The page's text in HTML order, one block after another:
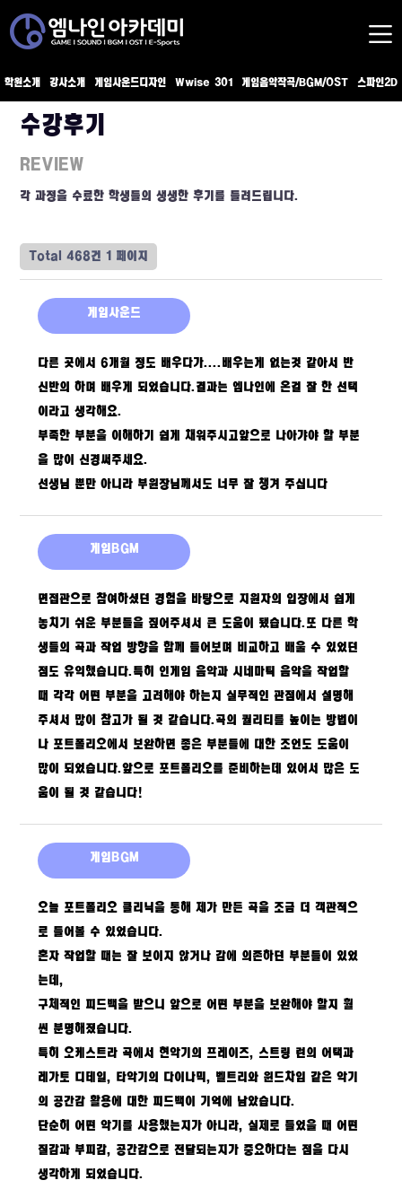
학원소개 강사소개 게임사운드디자인 Wwise 301 게임음악작곡/BGM/OST 스파인2D
수강후기
REVIEW
각 과정을 수료한 학생들의 생생한 후기를 들려드립니다.
Total 468건 1 페이지
게임사운드
다른 곳에서 6개월 정도 배우다가....배우는게 없는것 같아서 반
신반의 하며 배우게 되었습니다.결과는 엠나인에 온걸 잘 한 선택
이라고 생각해요.
부족한 부분을 이해하기 쉽게 채워주시고앞으로 나아갸야 할 부분
을 많이 신경써주세요.
선생님 뿐만 아니라 부원장님께서도 너무 잘 챙겨 주십니다
게임BGM
면접관으로 참여하셨던 경험을 바탕으로 지원자의 입장에서 쉽게
놓치기 쉬운 부분들을 짚어주셔서 큰 도움이 됐습니다.또 다른 학
생들의 곡과 작업 방향을 함께 들어보며 비교하고 배울 수 있었던
점도 유익했습니다.특히 인게임 음악과 시네마틱 음악을 작업할
때 각각 어떤 부분을 고려해야 하는지 실무적인 관점에서 설명해
주셔서 많이 참고가 될 것 같습니다.곡의 퀄리티를 높이는 방법이
나 포트폴리오에서 보완하면 좋은 부분들에 대한 조언도 도움이
많이 되었습니다.앞으로 포트폴리오를 준비하는데 있어서 많은 도
움이 될 것 같습니다!
게임BGM
오늘 포트폴리오 클리닉을 통해 제가 만든 곡을 조금 더 객관적으
로 들어볼 수 있었습니다.
혼자 작업할 때는 잘 보이지 않거나 감에 의존하던 부분들이 있었
는데,
구체적인 피드백을 받으니 앞으로 어떤 부분을 보완해야 할지 훨
씬 분명해졌습니다.
특히 오케스트라 곡에서 현악기의 프레이즈, 스트링 런의 어택과
레가토 디테일, 타악기의 다이나믹, 벨트리와 윈드차임 같은 악기
의 공간감 활용에 대한 피드백이 기억에 남았습니다.
단순히 어떤 악기를 사용했는지가 아니라, 실제로 들었을 때 어떤
질감과 부피감, 공간감으로 전달되는지가 중요하다는 점을 다시
생각하게 되었습니다.